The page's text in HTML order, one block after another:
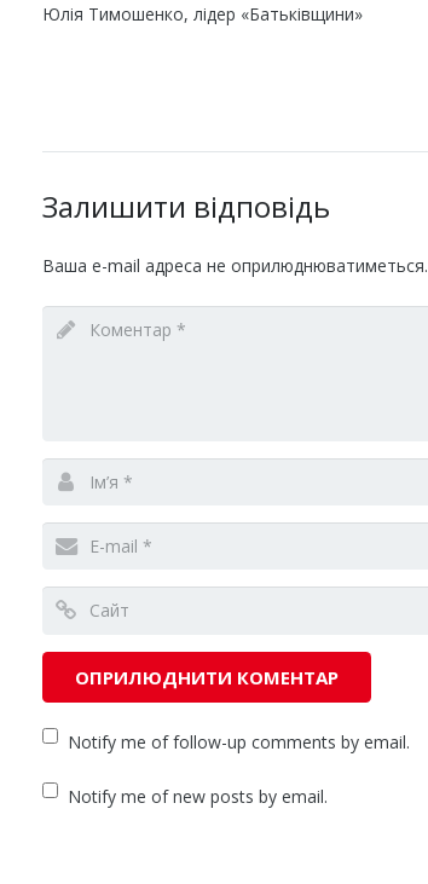
Юлія Тимошенко, лідер «Батьківщини»
Залишити відповідь
Ваша e-mail адреса не оприлюднюватиметься.
Notify me of follow-up comments by email.
Notify me of new posts by email.